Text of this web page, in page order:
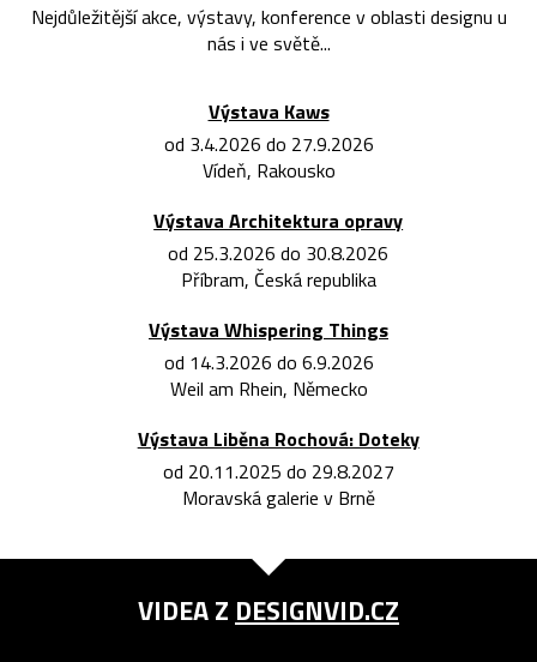
Nejdůležitější akce, výstavy, konference v oblasti designu u
nás i ve světě...
Výstava Kaws
od 3.4.2026 do 27.9.2026
Vídeň, Rakousko
Výstava Architektura opravy
od 25.3.2026 do 30.8.2026
Příbram, Česká republika
Výstava Whispering Things
od 14.3.2026 do 6.9.2026
Weil am Rhein, Německo
Výstava Liběna Rochová: Doteky
od 20.11.2025 do 29.8.2027
Moravská galerie v Brně
VIDEA Z DESIGNVID.CZ